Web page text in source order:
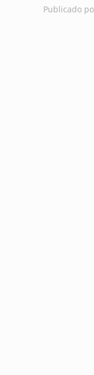
Publicado